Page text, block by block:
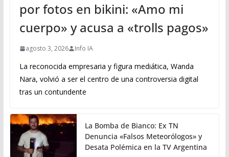
por fotos en bikini: «Amo mi
cuerpo» y acusa a «trolls pagos»
agosto 3, 2026 Info IA
La reconocida empresaria y figura mediática, Wanda
Nara, volvió a ser el centro de una controversia digital
tras un contundente
La Bomba de Bianco: Ex TN
Denuncia «Falsos Meteorólogos» y
Desata Polémica en la TV Argentina